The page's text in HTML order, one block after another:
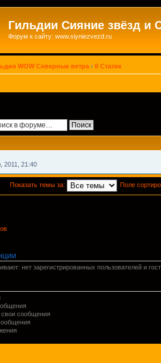
Гильдии Сияние звёзд и
Форум к сайту: www.siyniezvezd.ru
WOW Северные ветра ‹ II Статик
2011, 21:40
Показать темы за: Поле
нет зарегистрированных пользователей и
свои сообщения